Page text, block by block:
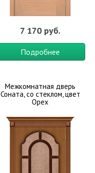
7 170 руб.
Подробнее
Межкомнатная дверь
Соната, со стеклом, цвет
Орех